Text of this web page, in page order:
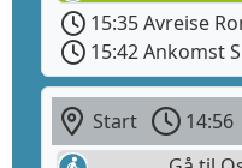
15:35 Avreise
15:42 Ankomst
Start 14:56